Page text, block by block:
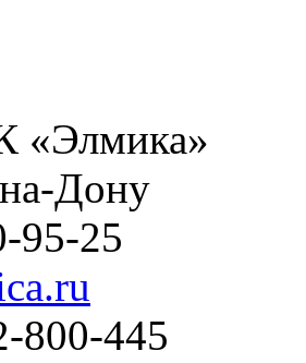
Дону
95-25
800-445